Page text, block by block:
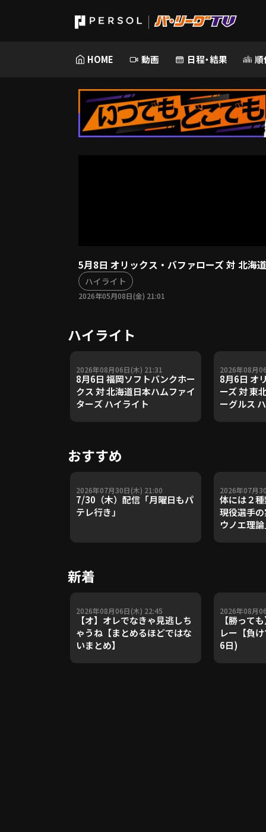
HOME 動画 日程・結果 順
5月8日 オリックス・バファローズ 対 北海
ハイライト
2026年05月08日(金) 21:01
ハイライト
2026年08月06日(木) 21:31
8月6日 福岡ソフトバンクホー
クス 対 北海道日本ハムファイ
ターズ ハイライト
2026年08月
8月6日 オ
ーズ 対 東
ーグルス
おすすめ
2026年07月30日(木) 21:00
7/30（木）配信「月曜日もパ
テレ行き」
2026年07月
体には２
現役選手
ウノエ理
新着
2026年08月06日(木) 22:45
【オ】オレでなきゃ見逃しち
ゃうね【まとめるほどではな
いまとめ】
2026年08月
【勝って
レー【負
6日)